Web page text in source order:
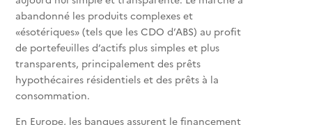
abandonné les produits complexes et
«ésotériques» (tels que les CDO d’ABS) au profit
de portefeuilles d’actifs plus simples et plus
transparents, principalement des prêts
hypothécaires résidentiels et des prêts à la
consommation.
En Europe, les banques assurent le financement